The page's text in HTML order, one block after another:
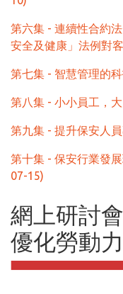
第六集 - 連續性合約
安全及健康」法例對
第七集 - 智慧管理的
第八集 - 小小員工，
第九集 - 提升保安人
第十集 - 保安行業發
07-15)
網上研討
優化勞動